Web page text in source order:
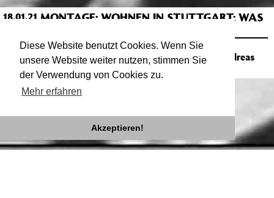
Diese Website benutzt Cookies. Wenn Sie
unsere Website weiter nutzen, stimmen Sie
der Verwendung von Cookies zu.
Mehr erfahren
Akzeptieren!
18.01.21 MONTAGE: WOHNEN IN STUTTGART: WAS
IM WEBRADIO
Salon mit Micha Piltz, Aliki Schäfer und Andreas
Vogel